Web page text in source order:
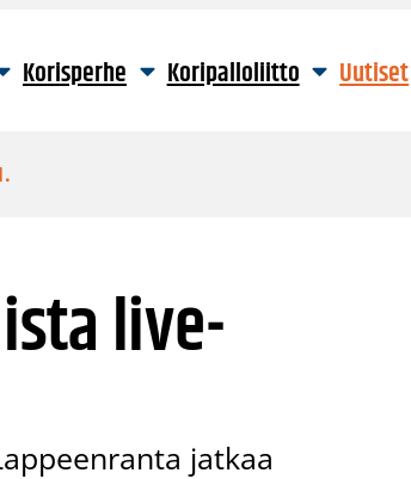
Korisperhe Koripalloliitto Uutiset
live-
jatkaa